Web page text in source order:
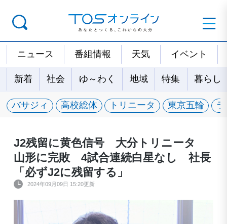
ニュース 番組情報 天気 イベント
新着 社会 ゆ～わく 地域 特集 暮らし
バサジィ 高校総体 トリニータ 東京五輪
J2残留に黄色信号 大分トリニータ
山形に完敗 4試合連続白星なし 社長
「必ずJ2に残留する」
2024年09月09日 15:20更新